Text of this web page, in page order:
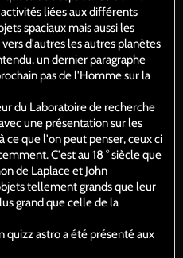
liées aux différents
spaciaux mais aussi les
d'autres les autres planètes
un dernier paragraphe
pas de l'Homme sur la
du Laboratoire de recherche
une présentation sur les
ce que l'on peut penser, ceux ci
C'est au 18 ° siècle que
de Laplace et John
tellement grands que leur
grand que celle de la
astro a été présenté aux